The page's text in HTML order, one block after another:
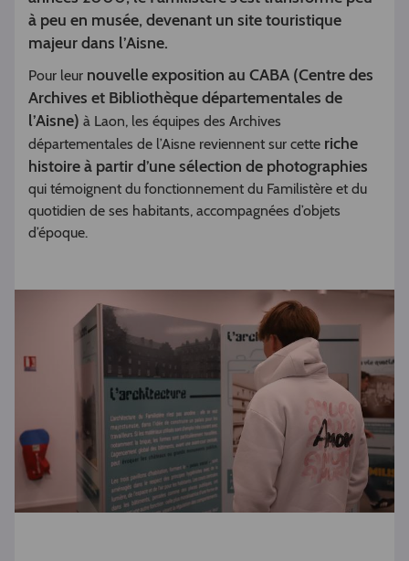
à peu en musée, devenant un site touristique
majeur dans l’Aisne.
Pour leur nouvelle exposition au CABA (Centre des
Archives et Bibliothèque départementales de
l’Aisne) à Laon, les équipes des Archives
départementales de l’Aisne reviennent sur cette riche
histoire à partir d’une sélection de photographies
qui témoignent du fonctionnement du Familistère et du
quotidien de ses habitants, accompagnées d’objets
d’époque.